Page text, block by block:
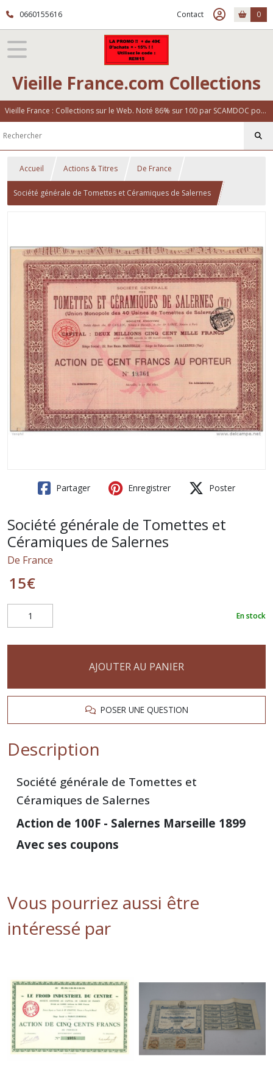
0660155616 Contact 0
Vieille France.com Collections
Vieille France : Collections sur le Web. Noté 86% sur 100 par SCAMDOC pour notre fiabilité
Accueil Actions & Titres De France
Société générale de Tomettes et Céramiques de Salernes
Partager Enregistrer Poster
Société générale de Tomettes et
Céramiques de Salernes
De France
15€
En stock
AJOUTER AU PANIER
POSER UNE QUESTION
Description
Société générale de Tomettes et
Céramiques de Salernes
Action de 100F - Salernes Marseille 1899
Avec ses coupons
Vous pourriez aussi être
intéressé par